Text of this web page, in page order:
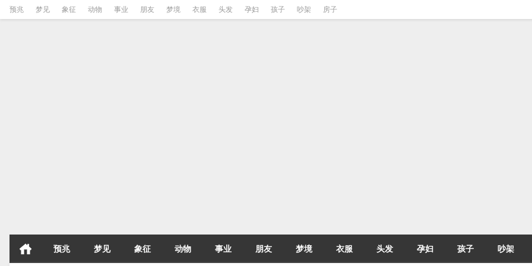
预兆 梦见 象征 动物 事业 朋友 梦境 衣服 头发 孕妇 孩子 吵架 房子
预兆 梦见 象征 动物 事业 朋友 梦境 衣服 头发 孕妇 孩子 吵架